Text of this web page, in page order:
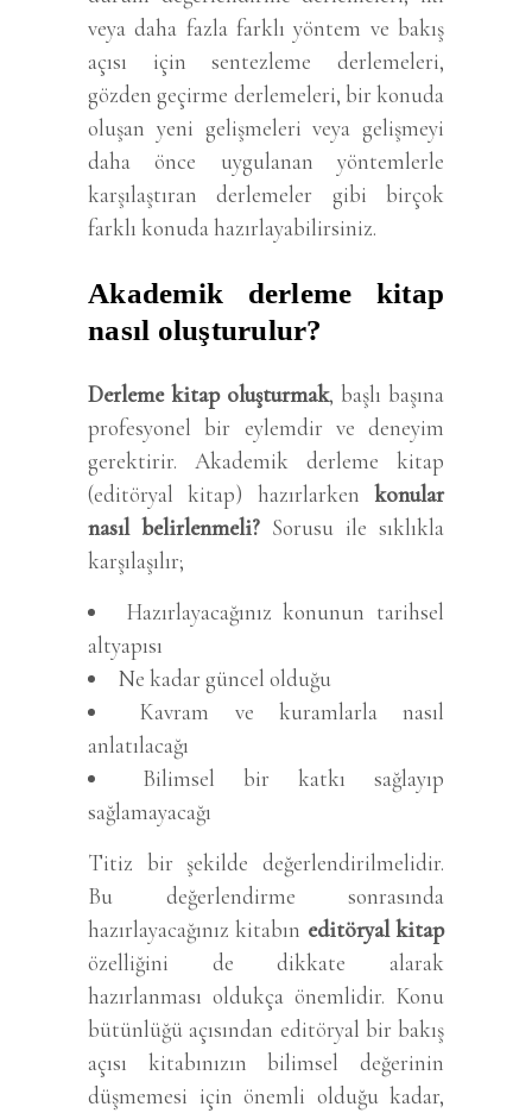
veya daha fazla farklı yöntem ve bakış
açısı için sentezleme derlemeleri,
gözden geçirme derlemeleri, bir konuda
oluşan yeni gelişmeleri veya gelişmeyi
daha önce uygulanan yöntemlerle
karşılaştıran derlemeler gibi birçok
farklı konuda hazırlayabilirsiniz.
Akademik derleme kitap
nasıl oluşturulur?
Derleme kitap oluşturmak, başlı başına
profesyonel bir eylemdir ve deneyim
gerektirir. Akademik derleme kitap
(editöryal kitap) hazırlarken konular
nasıl belirlenmeli? Sorusu ile sıklıkla
karşılaşılır;
Hazırlayacağınız konunun tarihsel
altyapısı
Ne kadar güncel olduğu
Kavram ve kuramlarla nasıl
anlatılacağı
Bilimsel bir katkı sağlayıp
sağlamayacağı
Titiz bir şekilde değerlendirilmelidir.
Bu değerlendirme sonrasında
hazırlayacağınız kitabın editöryal kitap
özelliğini de dikkate alarak
hazırlanması oldukça önemlidir. Konu
bütünlüğü açısından editöryal bir bakış
açısı kitabınızın bilimsel değerinin
düşmemesi için önemli olduğu kadar,